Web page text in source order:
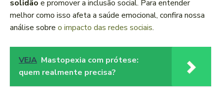
solidão e promover a inclusão social. Para entender
melhor como isso afeta a saúde emocional, confira nossa
análise sobre o impacto das redes sociais.
VEJA Mastopexia com prótese:
quem realmente precisa?